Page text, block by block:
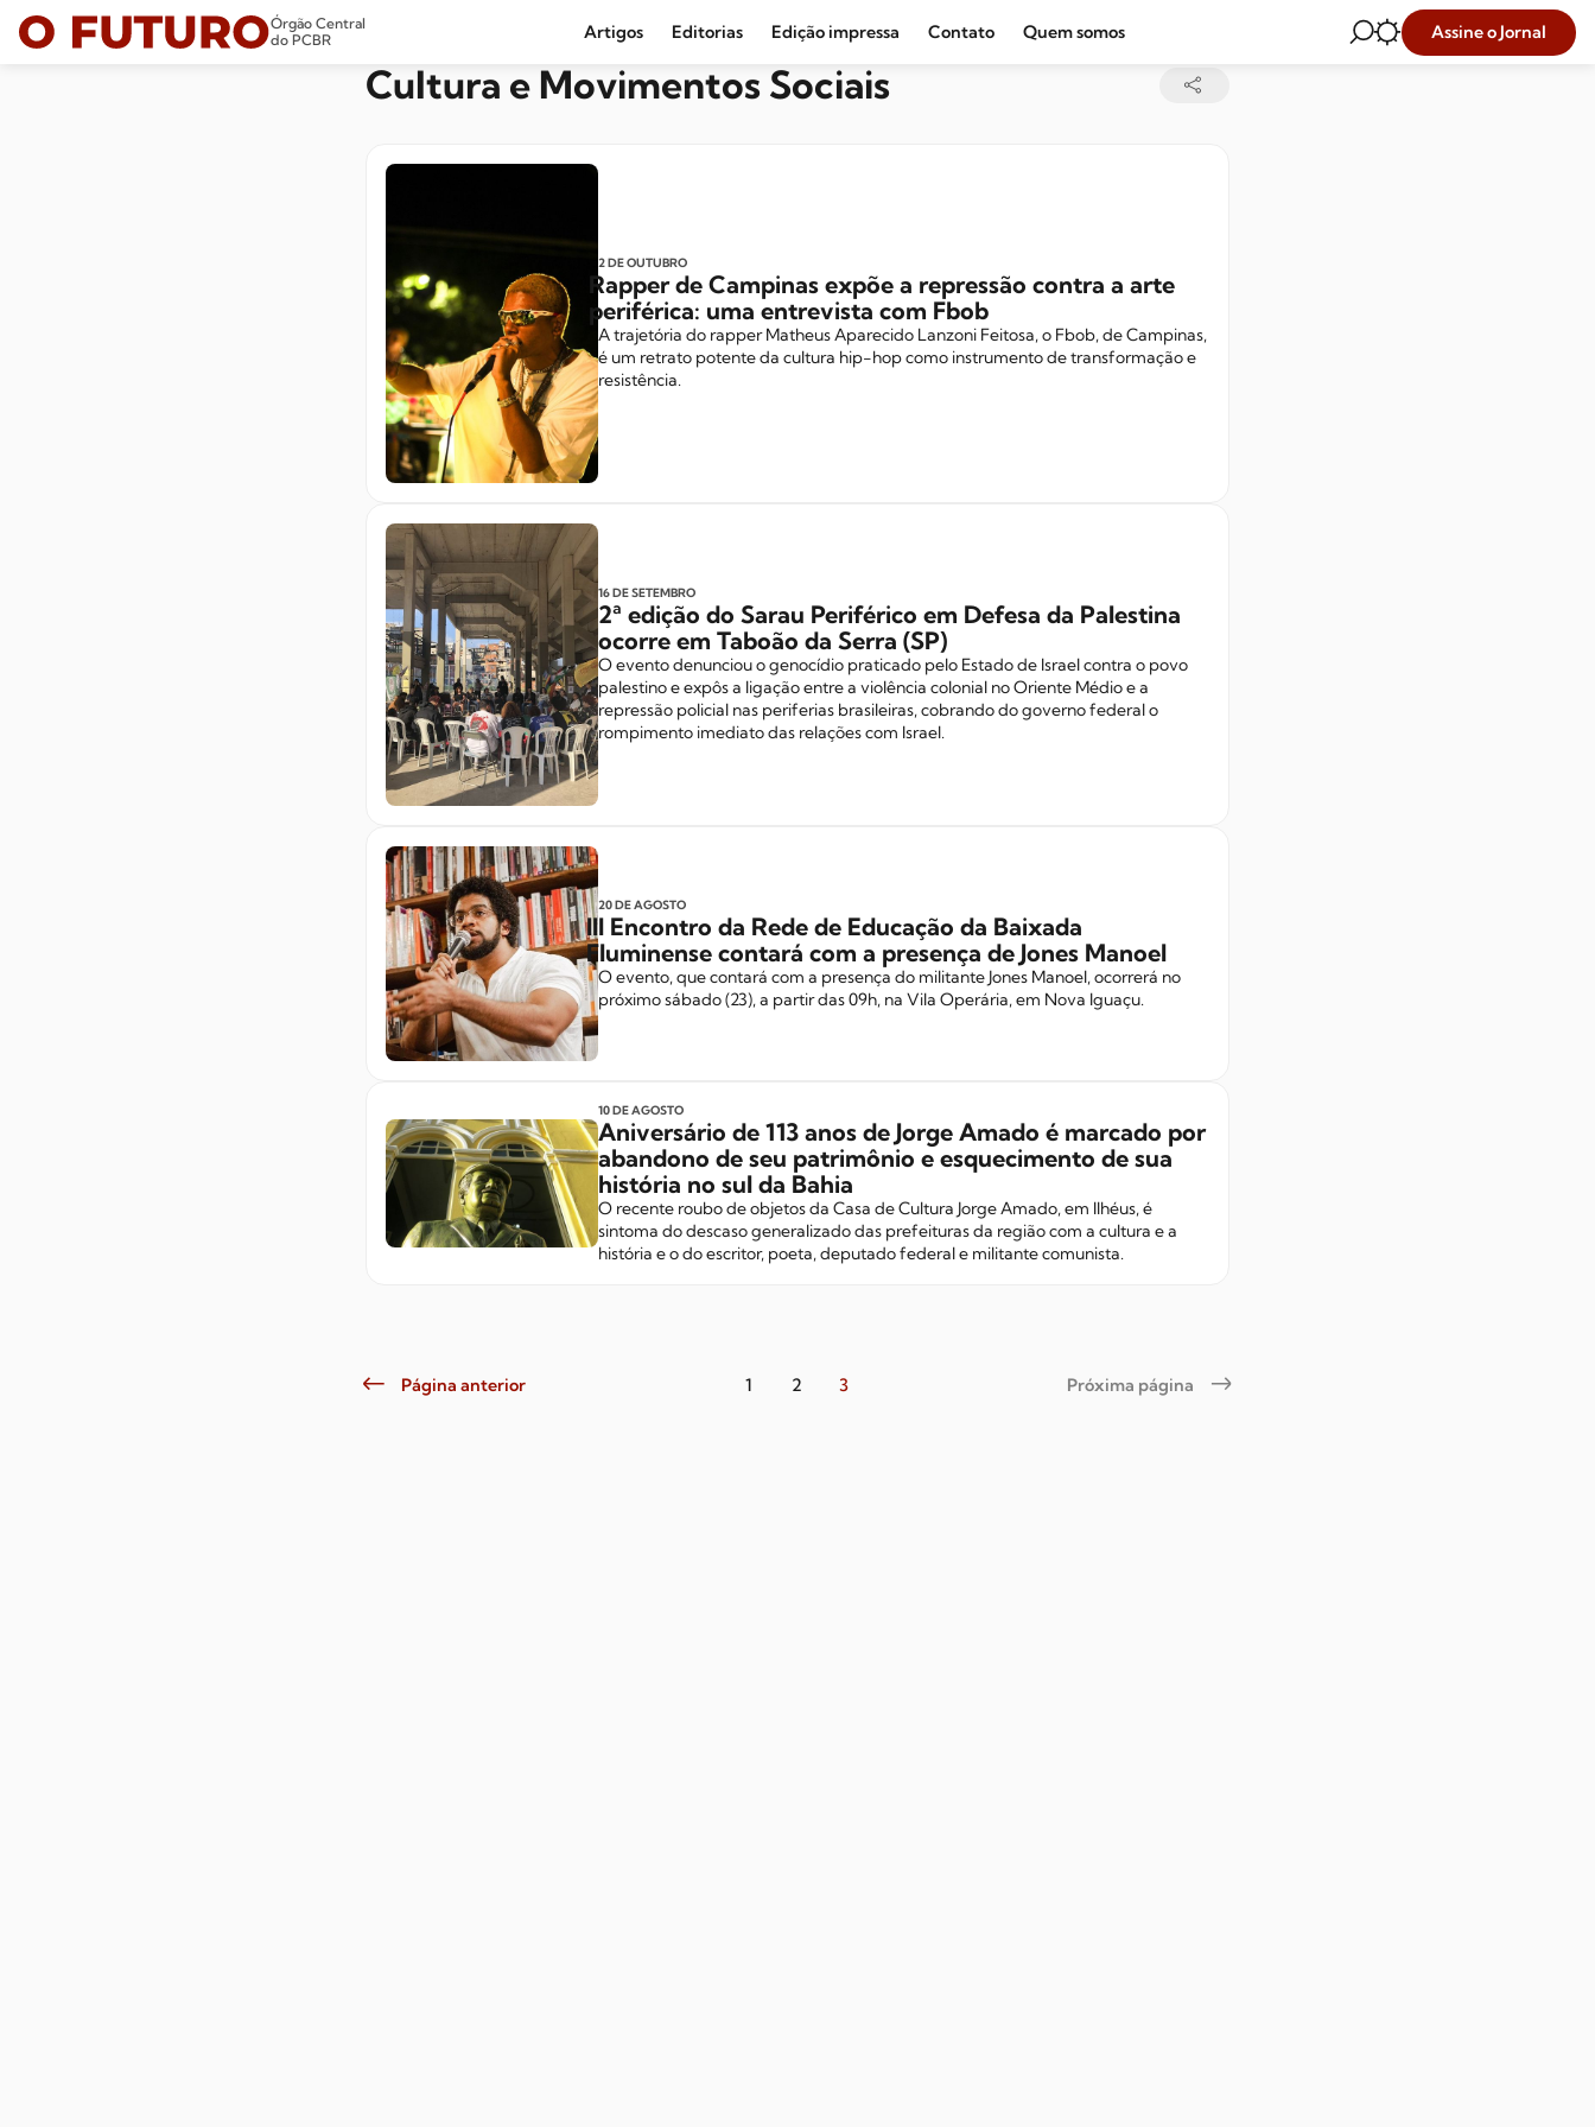
Órgão Central
do PCBR
Artigos Editorias
Agronegócio e Clima
Editoriais
Internacional
Juventude
Edição impressa Contato Quem somos Assine o Jornal
Cultura e Movimentos Sociais
2 DE OUTUBRO
Rapper de Campinas expõe a repressão contra a arte
periférica: uma entrevista com Fbob
A trajetória do rapper Matheus Aparecido Lanzoni Feitosa, o Fbob, de Campinas,
é um retrato potente da cultura hip-hop como instrumento de transformação e
resistência.
16 DE SETEMBRO
2ª edição do Sarau Periférico em Defesa da Palestina
ocorre em Taboão da Serra (SP)
O evento denunciou o genocídio praticado pelo Estado de Israel contra o povo
palestino e expôs a ligação entre a violência colonial no Oriente Médio e a
repressão policial nas periferias brasileiras, cobrando do governo federal o
rompimento imediato das relações com Israel.
20 DE AGOSTO
III Encontro da Rede de Educação da Baixada
Fluminense contará com a presença de Jones Manoel
O evento, que contará com a presença do militante Jones Manoel, ocorrerá no
próximo sábado (23), a partir das 09h, na Vila Operária, em Nova Iguaçu.
10 DE AGOSTO
Aniversário de 113 anos de Jorge Amado é marcado por
abandono de seu patrimônio e esquecimento de sua
história no sul da Bahia
O recente roubo de objetos da Casa de Cultura Jorge Amado, em Ilhéus, é
sintoma do descaso generalizado das prefeituras da região com a cultura e a
história e o do escritor, poeta, deputado federal e militante comunista.
Página anterior 1 2 3 Próxima página